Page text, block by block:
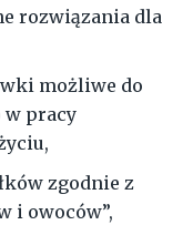
rozwiązania dla
możliwe do
w pracy
zgodnie z
i owoców”,